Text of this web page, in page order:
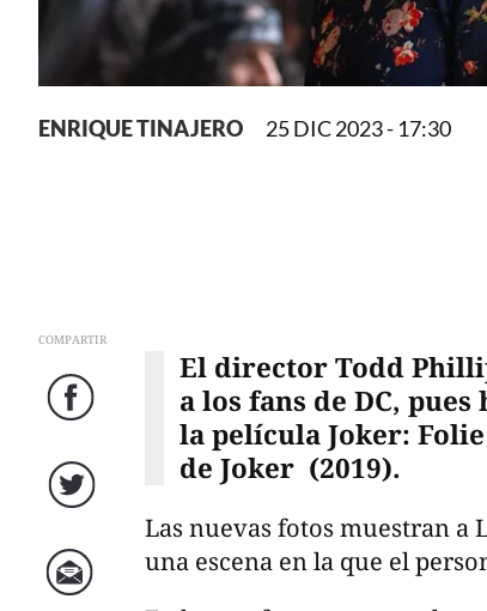
ENRIQUE TINAJERO 25 DIC 2023 - 17:30
COMPARTIR
Facebook
Twitter
Correo
El director Todd
a los fans de DC,
la película Joker:
de Joker (2019).
Las nuevas fotos muestran a
una escena en la que el